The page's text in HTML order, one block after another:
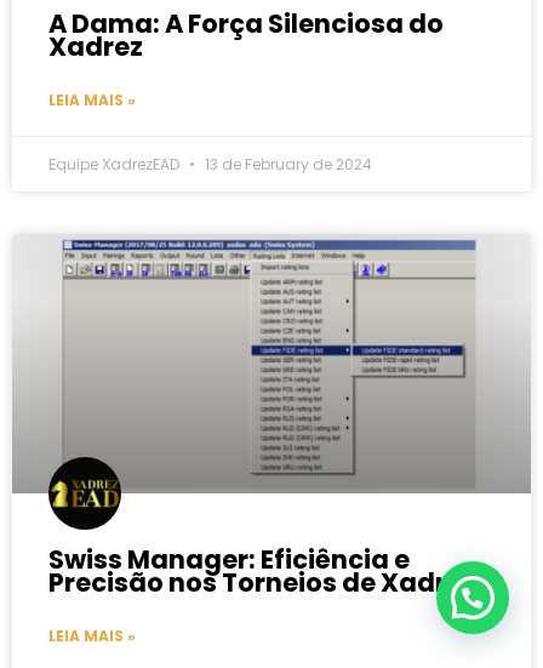
A Dama: A Força Silenciosa do
Xadrez
LEIA MAIS »
Equipe XadrezEAD 13 de February de 2024
Swiss Manager: Eficiência e
Precisão nos Torneios de Xadrez
LEIA MAIS »